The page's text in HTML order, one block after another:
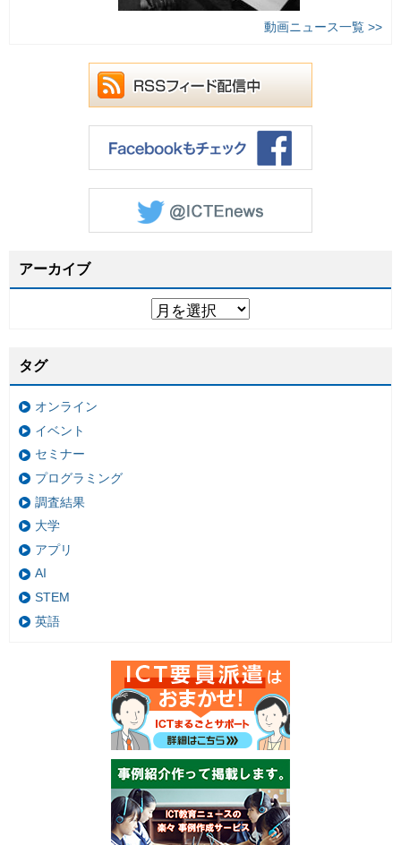
動画ニュース一覧 >>
アーカイブ
タグ
オンライン
イベント
セミナー
プログラミング
調査結果
大学
アプリ
AI
STEM
英語